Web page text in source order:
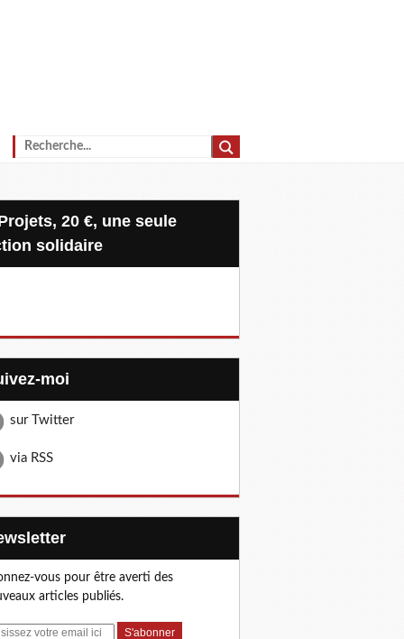
solidaire
moi
sur Twitter
via RSS
vous pour être averti des
articles publiés.